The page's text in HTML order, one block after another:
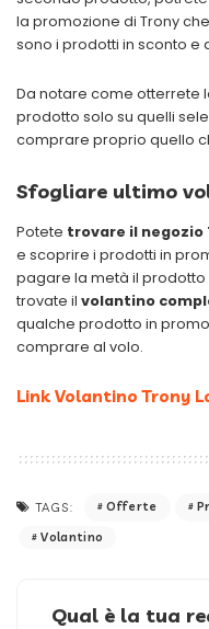
la promozione di Trony
sono i prodotti in sconto e
Da notare come otterrete
prodotto solo su quelli
comprare proprio quello
Sfogliare ultimo
Potete trovare il negozio
e scoprire i prodotti in
pagare la metà il prodotto
trovate il volantino
qualche prodotto in
comprare al volo.
Link Volantino Trony
TAGS: Offerte
Volantino
Qual è la tua